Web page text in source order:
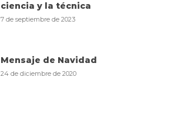
ciencia y la técnica
7 de septiembre de 2023
Mensaje de Navidad
24 de diciembre de 2020